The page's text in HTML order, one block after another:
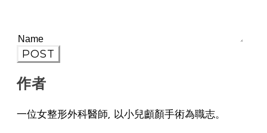
POST
作者
一位女整形外科醫師, 以小兒顱顏手術為職志。